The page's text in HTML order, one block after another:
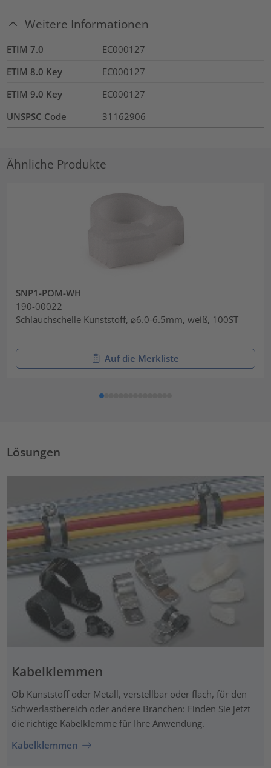
Weitere Informationen
ETIM 7.0
EC000127
ETIM 8.0 Key
EC000127
ETIM 9.0 Key
EC000127
UNSPSC Code
31162906
Ähnliche Produkte
SNP1-POM-WH
190-00022
Schlauchschelle Kunststoff, ⌀6.0-6.5mm, weiß, 100ST
Auf die Merkliste
Lösungen
Kabelklemmen
Ob Kunststoff oder Metall, verstellbar oder flach, für den
Schwerlastbereich oder andere Branchen: Finden Sie jetzt
die richtige Kabelklemme für Ihre Anwendung.
Kabelklemmen